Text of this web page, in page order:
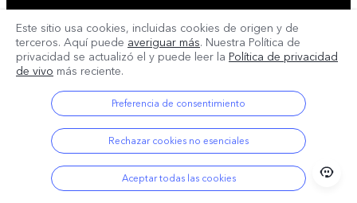
Este sitio usa cookies, incluidas cookies de origen y de
terceros. Aquí puede averiguar más. Nuestra Política de
privacidad se actualizó el y puede leer la Política de privacidad
de vivo más reciente.
Preferencia de consentimiento
Rechazar cookies no esenciales
Aceptar todas las cookies